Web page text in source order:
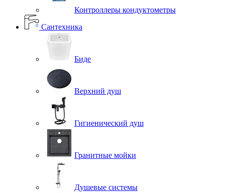
Контроллеры кондуктометры
Сантехника
Биде
Верхний душ
Гигиенический душ
Гранитные мойки
Душевые системы